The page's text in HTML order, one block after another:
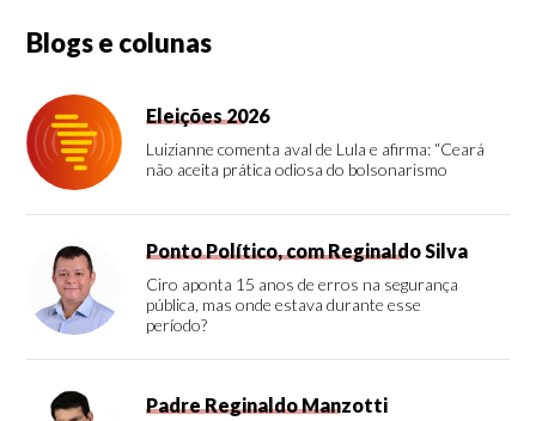
Blogs e colunas
Eleições 2026
Luizianne comenta aval de Lula e afirma: “Ceará
não aceita prática odiosa do bolsonarismo
Ponto Político, com Reginaldo Silva
Ciro aponta 15 anos de erros na segurança
pública, mas onde estava durante esse
período?
Padre Reginaldo Manzotti